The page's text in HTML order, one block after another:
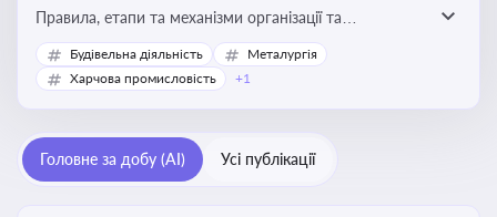
Правила, етапи та механізми організації та
проведення закупівель товарів, робіт та послуг за
державні чи публічні кошти
Будівельна діяльність
Металургія
Харчова промисловість
+1
Головне за добу (AI) Усі публікації